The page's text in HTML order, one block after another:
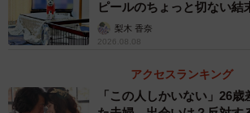
よまわりさんに聞きました。
――「イヤホン無くした」という自身の
インに流れてきたのは、投稿からどのく
らでしたか？
ピールのちょっと切ない結
梨木 香奈
2026.08.08
アクセスランキング
「この人しかいない」26